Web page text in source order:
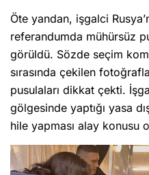
Öte yandan, işgalci
referandumda mühürsüz
görüldü. Sözde seçim
sırasında çekilen
pusulaları dikkat çekti.
gölgesinde yaptığı yasa
hile yapması alay konusu